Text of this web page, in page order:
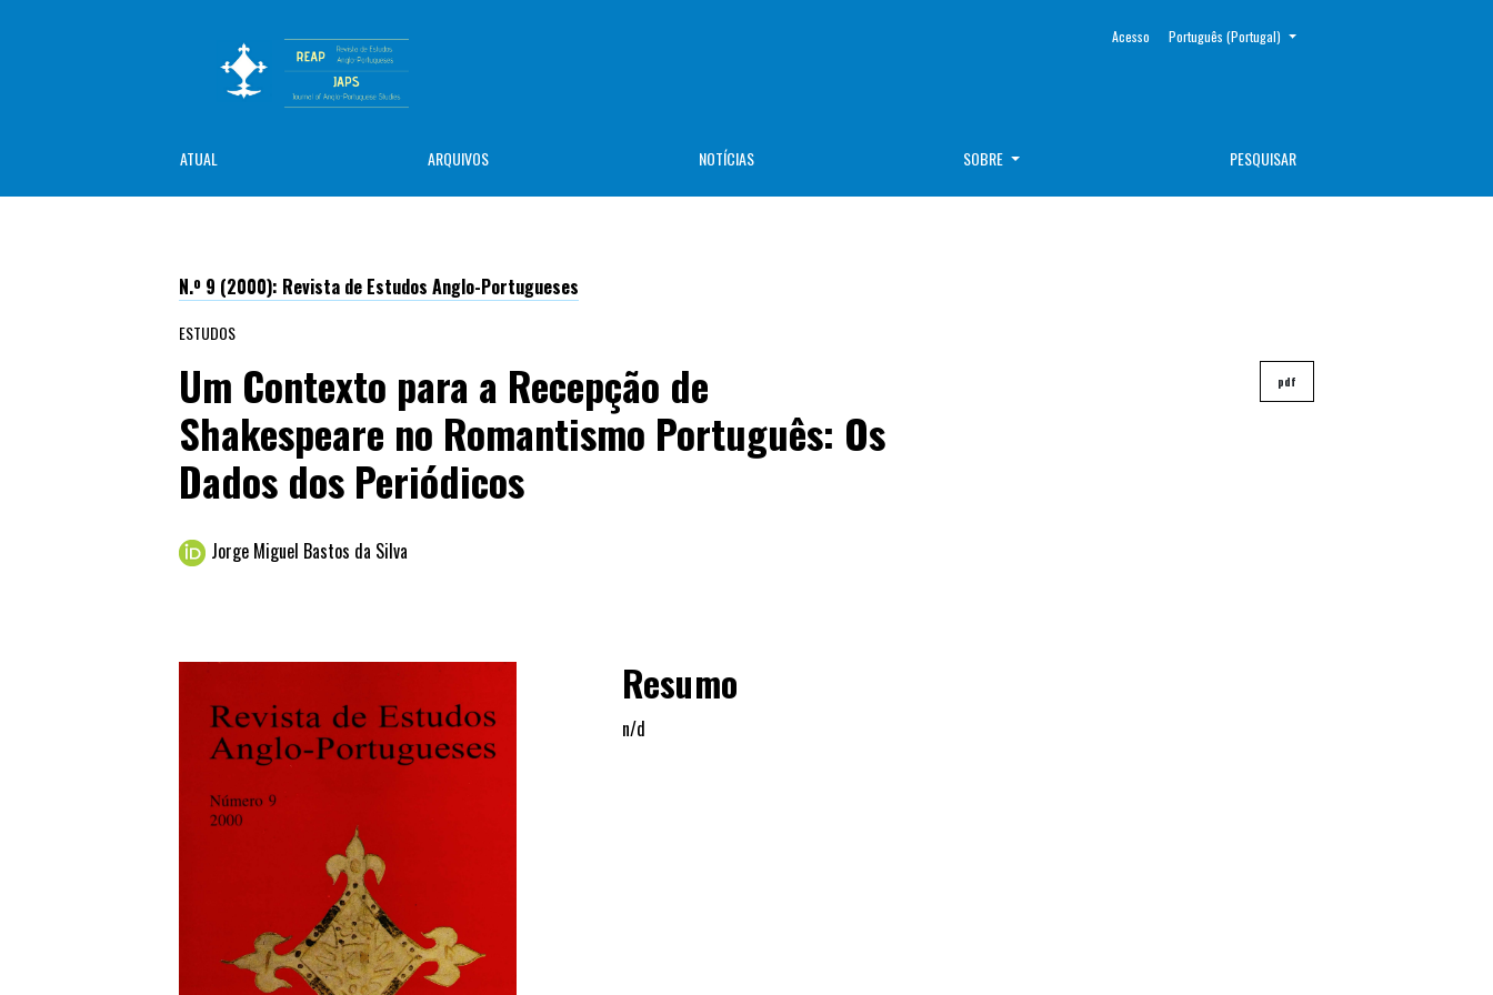
Acesso ##plugins.themes.healthSciences.language.toggle##
Português (Portugal)
ATUAL ARQUIVOS NOTÍCIAS SOBRE PESQUISAR
N.º 9 (2000): Revista de Estudos Anglo-Portugueses
ESTUDOS
Um Contexto para a Recepção de
Shakespeare no Romantismo Português: Os
Dados dos Periódicos
pdf
Jorge Miguel Bastos da Silva
Resumo
n/d